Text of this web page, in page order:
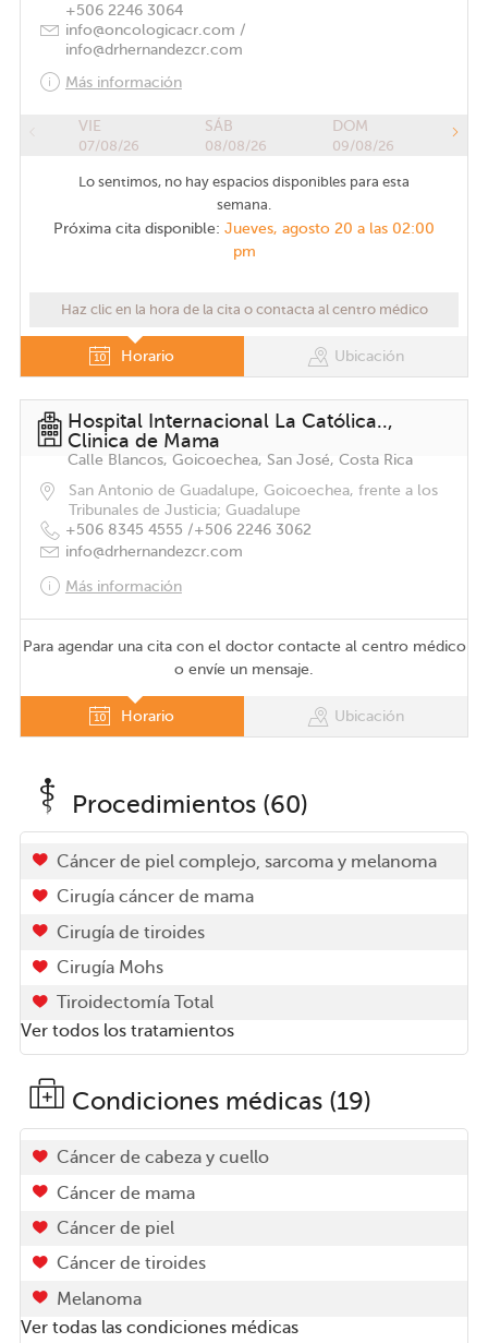
+506 2246 3064
info@oncologicacr.com /
info@drhernandezcr.com
Más información
VIE
07/08/26
SÁB
08/08/26
DOM
09/08/26
Lo sentimos, no hay espacios disponibles para esta
semana.
Próxima cita disponible: Jueves, agosto 20 a las 02:00
pm
Haz clic en la hora de la cita o contacta al centro médico
Horario Ubicación
Hospital Internacional La Católica..,
Clinica de Mama
Calle Blancos, Goicoechea, San José, Costa Rica
San Antonio de Guadalupe, Goicoechea, frente a los
Tribunales de Justicia; Guadalupe
+506 8345 4555 /+506 2246 3062
info@drhernandezcr.com
Más información
Para agendar una cita con el doctor contacte al centro médico
o envíe un mensaje.
Horario Ubicación
Procedimientos (60)
Cáncer de piel complejo, sarcoma y melanoma
Cirugía cáncer de mama
Cirugía de tiroides
Cirugía Mohs
Tiroidectomía Total
Ver todos los tratamientos
Condiciones médicas (19)
Cáncer de cabeza y cuello
Cáncer de mama
Cáncer de piel
Cáncer de tiroides
Melanoma
Ver todas las condiciones médicas